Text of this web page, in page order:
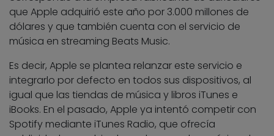
que Apple adquirió este año por 3.000 millones de
dólares y que también cuenta con el servicio de
música en streaming Beats Music.
Es decir, Apple se plantea relanzar este servicio e
integrarlo por defecto en todos sus dispositivos, al
igual que las tiendas de música y libros iTunes e
iBooks. En el pasado, Apple ya intentó competir con
Spotify mediante iTunes Radio, que ofrecía